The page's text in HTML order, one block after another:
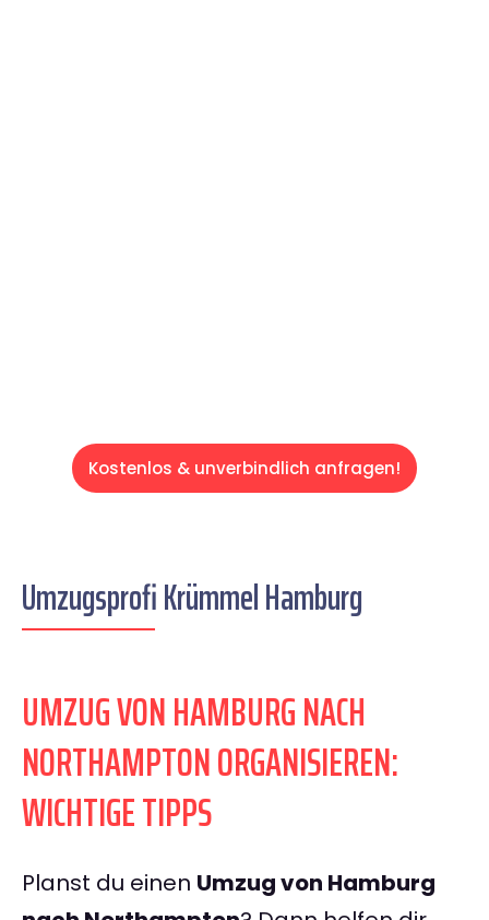
Kostenlos & unverbindlich anfragen!
Umzugsprofi Krümmel Hamburg
UMZUG VON HAMBURG NACH
NORTHAMPTON ORGANISIEREN:
WICHTIGE TIPPS
Planst du einen Umzug von Hamburg